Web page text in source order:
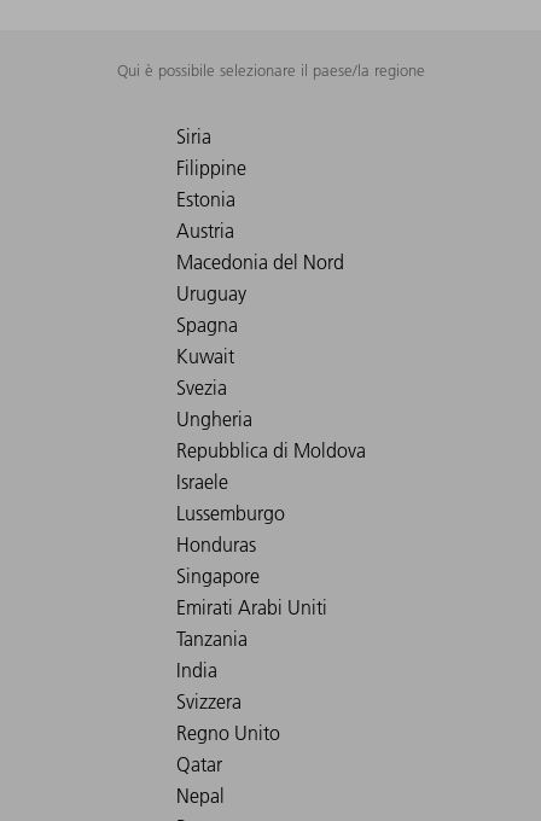
Qui è possibile selezionare il paese/la regione